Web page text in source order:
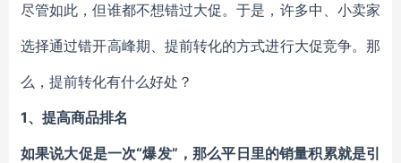
尽管如此，但谁都不想错过大促。于是，许多中、小卖家
选择通过错开高峰期、提前转化的方式进行大促竞争。那
么，提前转化有什么好处？
1、提高商品排名
如果说大促是一次“爆发”，那么平日里的销量积累就是引